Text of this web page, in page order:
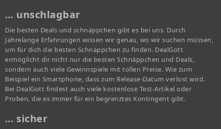
… unschlagbar
Die besten Deals und schnäppchen gibt es bei uns. Durch
Jahrelange Erfahrungen wissen wir genau, wo wir suchen müssen,
um für dich die besten Schnäppchen zu finden. DealGott
ermöglicht dir nicht nur die besten Schnäppchen und Deals,
sondern auch viele Gewinnspiele mit tollen Preise. Wie zum
Beispiel ein Smartphone, dass zum Release-Datum verlost wird.
Bei DealGott findest auch viele kostenlose Test-Artikel oder
Proben, die es immer für ein begrenztes Kontingent gibt.
… sicher